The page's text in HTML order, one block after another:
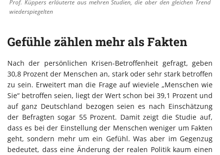
Prof. Küppers erläuterte aus mehren Studien, die aber den gleichen Trend
wiederspiegelten
Gefühle zählen mehr als Fakten
Nach der persönlichen Krisen-Betroffenheit gefragt, geben
30,8 Prozent der Menschen an, stark oder sehr stark betroffen
zu sein. Erweitert man die Frage auf wieviele „Menschen wie
Sie“ betroffen seien, liegt der Wert schon bei 39,1 Prozent und
auf ganz Deutschland bezogen seien es nach Einschätzung
der Befragten sogar 55 Prozent. Damit zeigt die Studie auf,
dass es bei der Einstellung der Menschen weniger um Fakten
geht, sondern mehr um ein Gefühl. Was aber im Gegenzug
bedeutet, dass eine Änderung der realen Politik kaum einen